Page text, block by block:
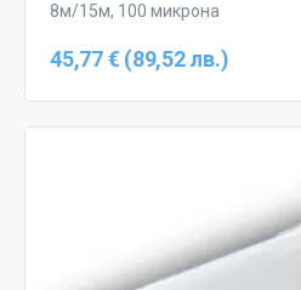
8м/15м, 100 микрона
45,77 € (89,52 лв.)